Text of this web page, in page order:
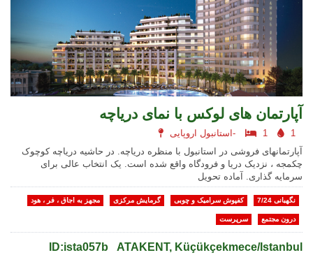
آپارتمان های لوکس با نمای دریاچه
استانبول اروپایی- 1
1
آپارتمانهای فروشی در استانبول با منظره دریاچه. در حاشیه دریاچه کوچوک
چکمجه ، نزدیک دریا و فرودگاه واقع شده است. یک انتخاب عالی برای
سرمایه گذاری. آماده تحویل
مجهز به اجاق ، فر ، هود گرمایش مرکزی کفپوش سرامیک و چوبی نگهبانی 7/24
سرپرست درون مجتمع
ID:ista057b
ATAKENT, Küçükçekmece/Istanbul